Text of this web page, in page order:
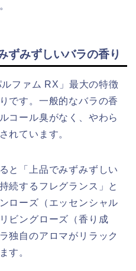
ずみずしいバラの香り
ファム RX」最大の特徴
です。一般的なバラの香
コール臭がなく、やわら
れています。
と「上品でみずみずしい
続するフレグランス」と
ローズ（エッセンシャル
ビングローズ（香り成
独自のアロマがリラック
す。